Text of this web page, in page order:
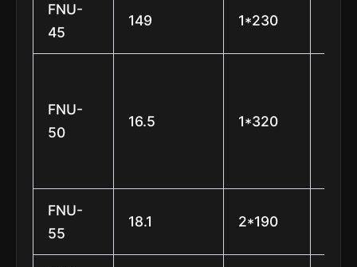
FNU-
45
149 1*230
FNU-
50
16.5 1*320
FNU-
55
18.1 2*190